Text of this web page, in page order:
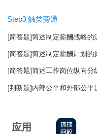
Step3 触类旁通
[简答题]简述制定薪酬战略的
[简答题]简述制定薪酬计划的
[简答题]简述工作岗位纵向分
[判断题]内部公平和外部公
应用